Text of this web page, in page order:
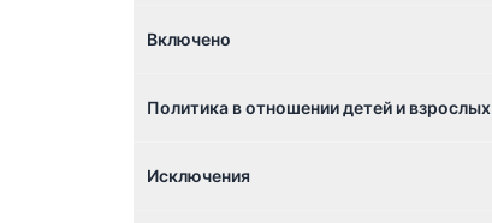
Включено
Политика в отношении детей и взрослых
Исключения